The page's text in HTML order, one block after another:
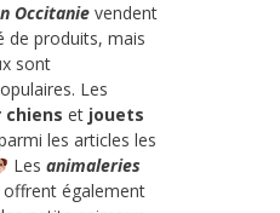
Occitanie vendent
de produits, mais
sont
Les
et jouets
les articles les
Les animaleries
offrent également